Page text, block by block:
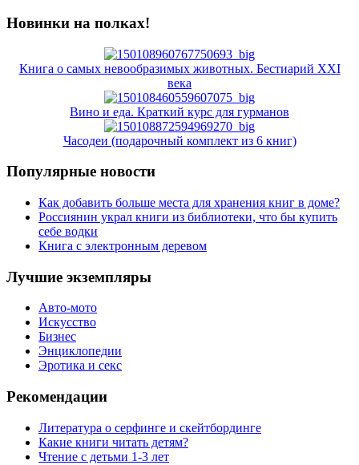
Новинки на полках!
Книга о самых невообразимых животных. Бестиарий XXI
века
Вино и еда. Краткий курс для гурманов
Часодеи (подарочный комплект из 6 книг)
Популярные новости
Как добавить больше места для хранения книг в доме?
Россиянин украл книги из библиотеки, что бы купить
себе водки
Книга с электронным деревом
Лучшие экземпляры
Авто-мото
Искусство
Бизнес
Энциклопедии
Эротика и секс
Рекомендации
Литература о серфинге и скейтбординге
Какие книги читать детям?
Чтение с детьми 1-3 лет